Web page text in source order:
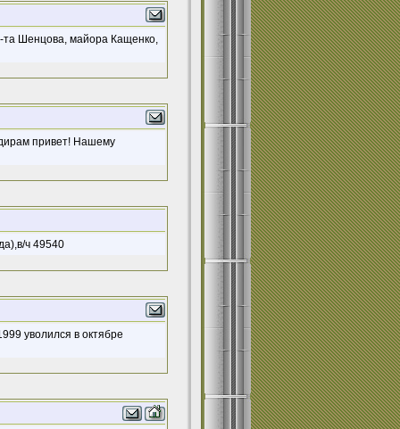
та Шенцова, майора Кащенко,
привет! Нашему
ч 49540
уволился в октябре